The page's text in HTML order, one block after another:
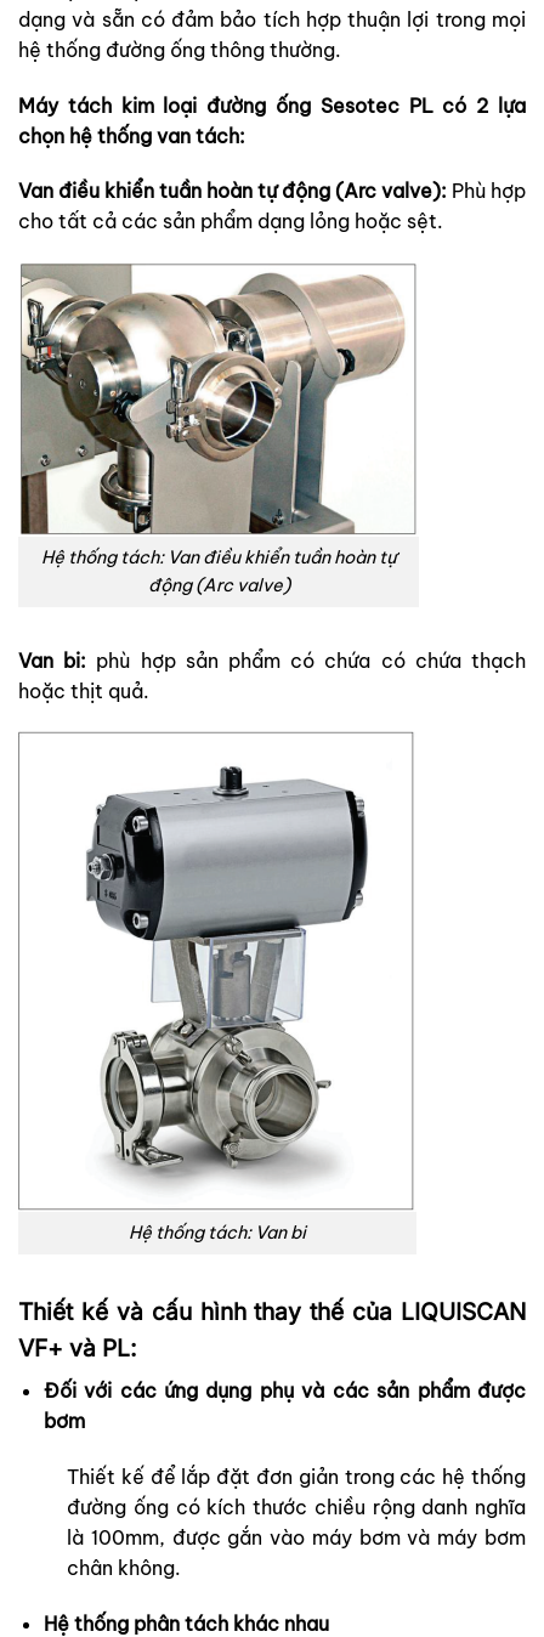
dạng và sẵn có đảm bảo tích hợp thuận lợi trong mọi
hệ thống đường ống thông thường.
Máy tách kim loại đường ống Sesotec PL có 2 lựa
chọn hệ thống van tách:
Van điều khiển tuần hoàn tự động (Arc valve): Phù hợp
cho tất cả các sản phẩm dạng lỏng hoặc sệt.
Hệ thống tách: Van điều khiển tuần hoàn tự
động (Arc valve)
Van bi: phù hợp sản phẩm có chứa có chứa thạch
hoặc thịt quả.
Hệ thống tách: Van bi
Thiết kế và cấu hình thay thế của LIQUISCAN
VF+ và PL:
Đối với các ứng dụng phụ và các sản phẩm được
bơm
Thiết kế để lắp đặt đơn giản trong các hệ thống
đường ống có kích thước chiều rộng danh nghĩa
là 100mm, được gắn vào máy bơm và máy bơm
chân không.
Hệ thống phân tách khác nhau